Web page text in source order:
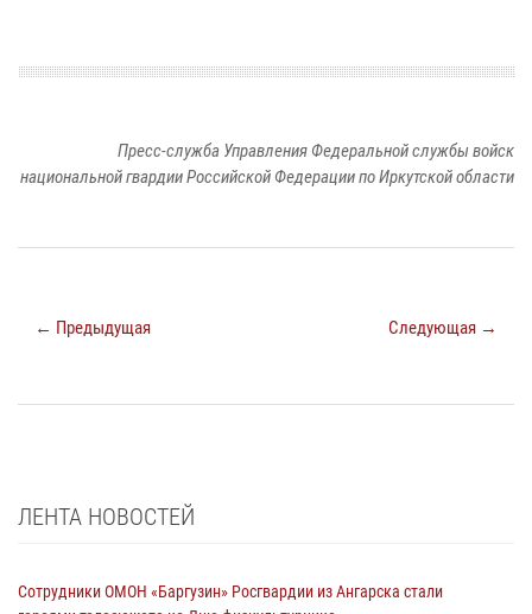
Пресс-служба Управления Федеральной службы войск
национальной гвардии Российской Федерации по Иркутской области
← Предыдущая Следующая →
ЛЕНТА НОВОСТЕЙ
Сотрудники ОМОН «Баргузин» Росгвардии из Ангарска стали